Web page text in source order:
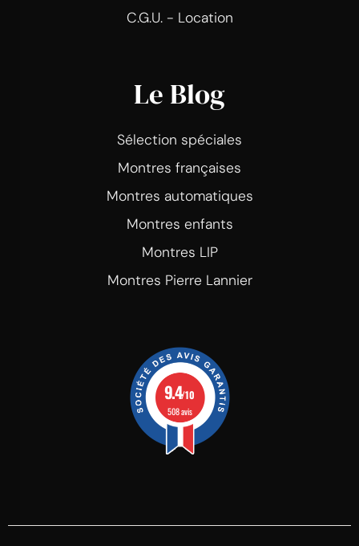
C.G.U. - Location
Le Blog
Sélection spéciales
Montres françaises
Montres automatiques
Montres enfants
Montres LIP
Montres Pierre Lannier
9.4/10
508 avis